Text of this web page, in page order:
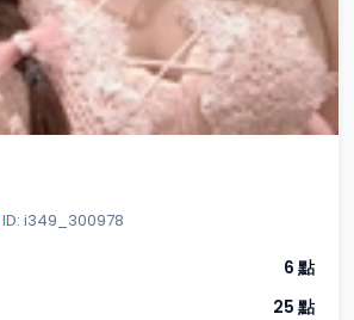
ID: i349_300978
6 點
25 點